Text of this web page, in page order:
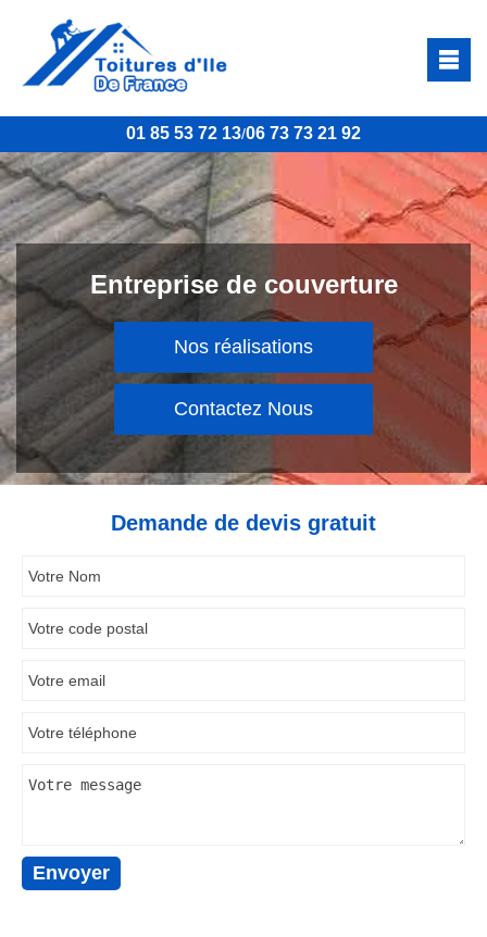
01 85 53 72 13/06 73 73 21 92
Entreprise de couverture
Nos réalisations
Contactez Nous
Demande de devis gratuit